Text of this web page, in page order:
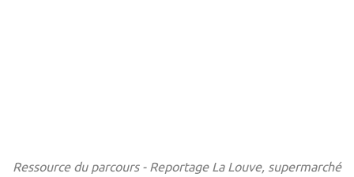
Ressource du parcours - Reportage La Louve, supermarché